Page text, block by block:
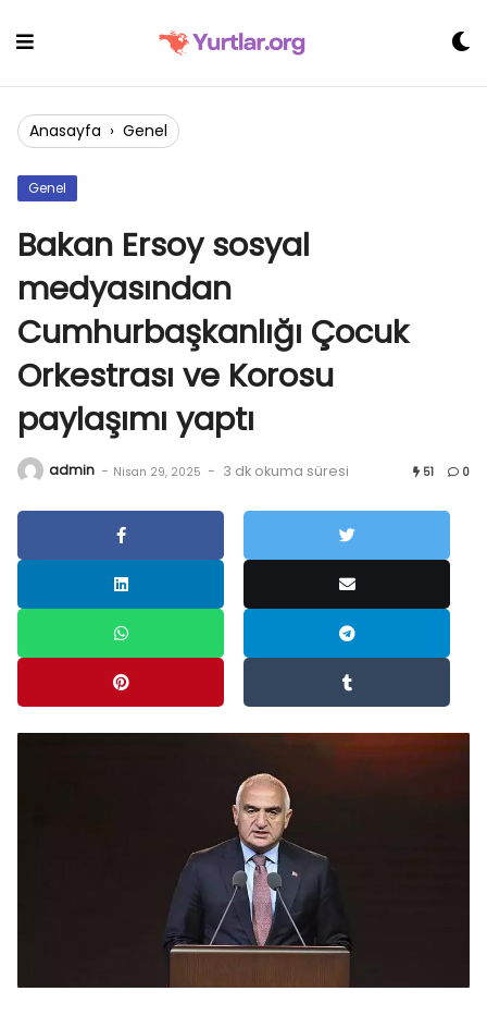
Anasayfa › Genel
Genel
Bakan Ersoy sosyal
medyasından
Cumhurbaşkanlığı Çocuk
Orkestrası ve Korosu
paylaşımı yaptı
admin - Nisan 29, 2025 - 3 dk okuma süresi 51 0